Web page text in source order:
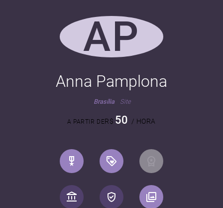
AP
Anna Pamplona
Brasília Site
A PARTIR DER$ 50 / HORA